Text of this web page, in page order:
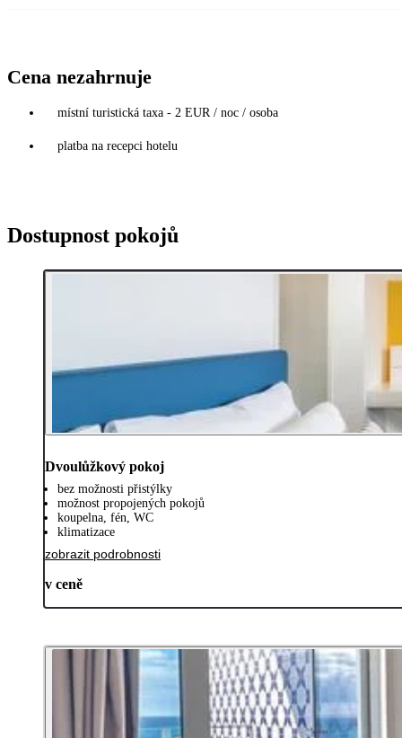
Cena nezahrnuje
místní turistická taxa - 2 EUR / noc / osoba
platba na recepci hotelu
Dostupnost pokojů
Dvoulůžkový pokoj
bez možnosti přistýlky
možnost propojených pokojů
koupelna, fén, WC
klimatizace
zobrazit podrobnosti
v ceně